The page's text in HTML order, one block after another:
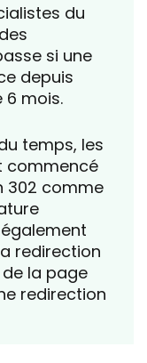
du
si une
depuis
6 mois.
temps, les
commencé
302 comme
redirection
la page
redirection